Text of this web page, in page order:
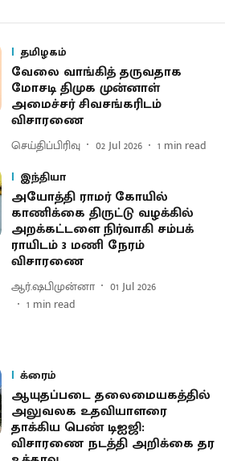
தமிழகம்
வேலை வாங்கித் தருவதாக
மோசடி திமுக முன்னாள்
அமைச்சர் சிவசங்கரிடம்
விசாரணை
செய்திப்பிரிவு 02 Jul 2026 1 min read
இந்தியா
அயோத்தி ராமர் கோயில்
காணிக்கை திருட்டு வழக்கில்
அறக்கட்​டளை நிர்வாகி சம்பக்
ராயிடம் 3 மணி நேரம்
விசாரணை
ஆர்.ஷபிமுன்னா
01 Jul 2026
1 min read
க்ரைம்
ஆயுதப்படை தலைமையகத்தில்
அலுவலக உதவியாளரை
தாக்கிய பெண் டிஐஜி:
விசாரணை நடத்தி அறிக்கை தர